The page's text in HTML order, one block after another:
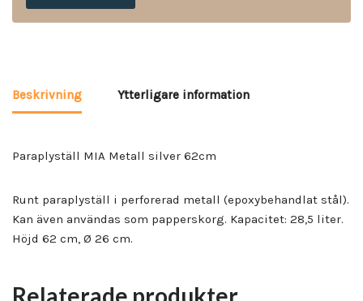
Beskrivning Ytterligare information
Paraplyställ MIA Metall silver 62cm
Runt paraplyställ i perforerad metall (epoxybehandlat stål).
Kan även användas som papperskorg. Kapacitet: 28,5 liter.
Höjd 62 cm, Ø 26 cm.
Relaterade produkter